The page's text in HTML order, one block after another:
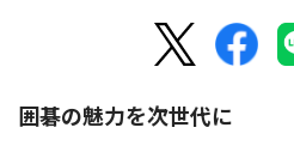
囲碁の魅力を次世代に